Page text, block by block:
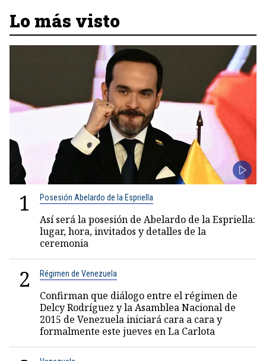
Lo más visto
1 Posesión Abelardo de la Espriella
Así será la posesión de Abelardo de la Espriella:
lugar, hora, invitados y detalles de la
ceremonia
2 Régimen de Venezuela
Confirman que diálogo entre el régimen de
Delcy Rodríguez y la Asamblea Nacional de
2015 de Venezuela iniciará cara a cara y
formalmente este jueves en La Carlota